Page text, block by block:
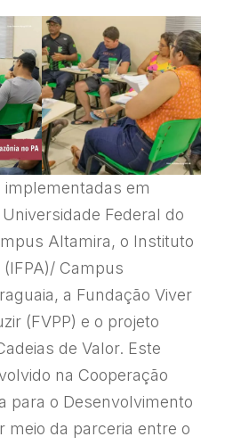
em
Federal do
Altamira, o Instituto
Campus
a Fundação Viver
(FVPP) e o projeto
de Valor. Este
na Cooperação
para o Desenvolvimento
meio da parceria entre o